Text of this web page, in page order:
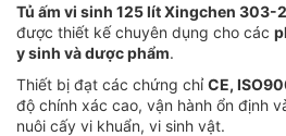
Tủ ấm vi sinh 125 lít Xingchen 303-
được thiết kế chuyên dụng cho các
y sinh và dược phẩm.
Thiết bị đạt các chứng chỉCE,
độ chính xác cao, vận hành ổn định
nuôi cấy vi khuẩn, vi sinh vật.